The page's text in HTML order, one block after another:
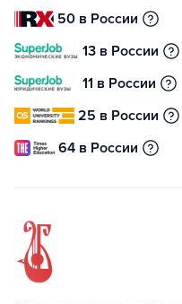
50 в России
13 в России
11 в России
25 в России
64 в России